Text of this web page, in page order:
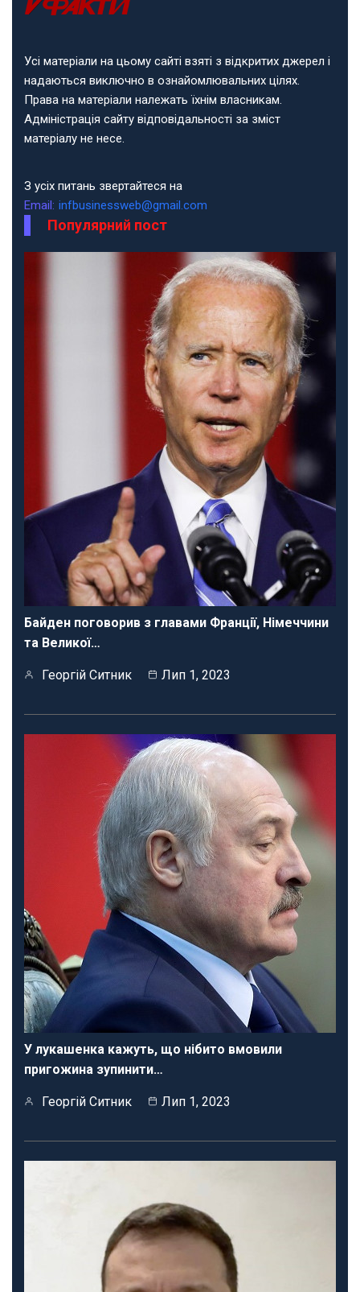
Усі матеріали на цьому сайті взяті з відкритих джерел і
надаються виключно в ознайомлювальних цілях.
Права на матеріали належать їхнім власникам.
Адміністрація сайту відповідальності за зміст
матеріалу не несе.
З усіх питань звертайтеся на
Email: infbusinessweb@gmail.com
Популярний пост
Байден поговорив з главами Франції, Німеччини
та Великої…
Георгій Ситник Лип 1, 2023
У лукашенка кажуть, що нібито вмовили
пригожина зупинити…
Георгій Ситник Лип 1, 2023